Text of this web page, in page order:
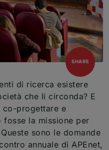
open
SHARE
di ricerca esistere
che li circonda? E
co-progettare e
la missione per
sono le domande
annuale di APEnet,